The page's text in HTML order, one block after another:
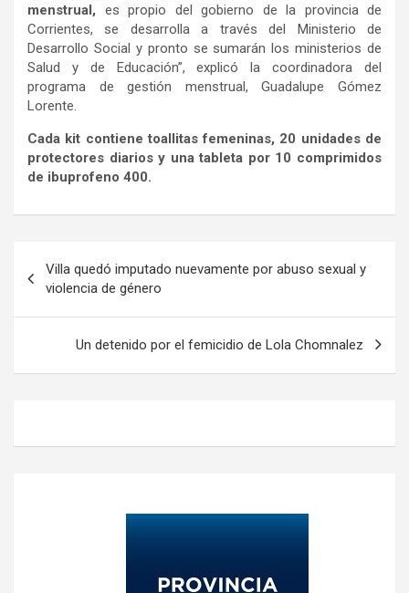
menstrual, es propio del gobierno de la provincia de
Corrientes, se desarrolla a través del Ministerio de
Desarrollo Social y pronto se sumarán los ministerios de
Salud y de Educación”, explicó la coordinadora del
programa de gestión menstrual, Guadalupe Gómez
Lorente.
Cada kit contiene toallitas femeninas, 20 unidades de
protectores diarios y una tableta por 10 comprimidos
de ibuprofeno 400.
de
entradas
Villa quedó imputado nuevamente por abuso sexual y
violencia de género
Un detenido por el femicidio de Lola Chomnalez